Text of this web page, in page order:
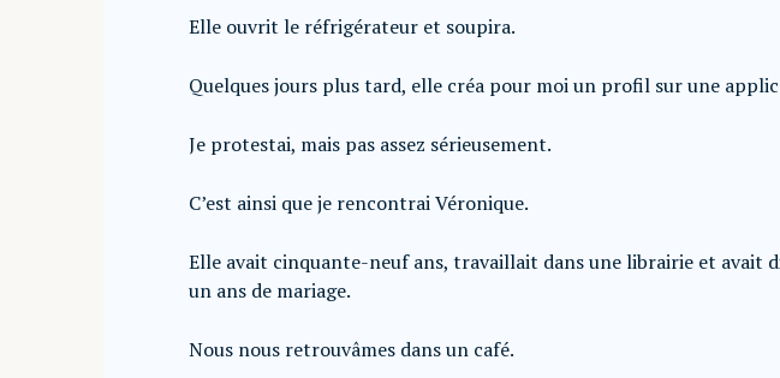
Elle ouvrit le réfrigérateur et soupira.
Quelques jours plus tard, elle créa pour moi un profil sur une
Je protestai, mais pas assez sérieusement.
C’est ainsi que je rencontrai Véronique.
Elle avait cinquante-neuf ans, travaillait dans une librairie et avait
un ans de mariage.
Nous nous retrouvâmes dans un café.